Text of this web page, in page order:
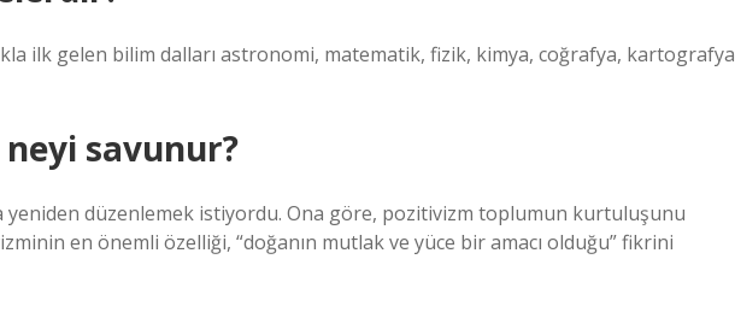
ilk gelen bilim dalları astronomi, matematik, fizik, kimya, coğrafya, kartografya
savunur?
düzenlemek istiyordu. Ona göre, pozitivizm toplumun kurtuluşunu
en önemli özelliği, “doğanın mutlak ve yüce bir amacı olduğu” fikrini